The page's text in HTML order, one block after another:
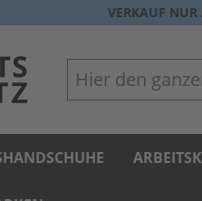
VERKAUF
Hier den ganzen